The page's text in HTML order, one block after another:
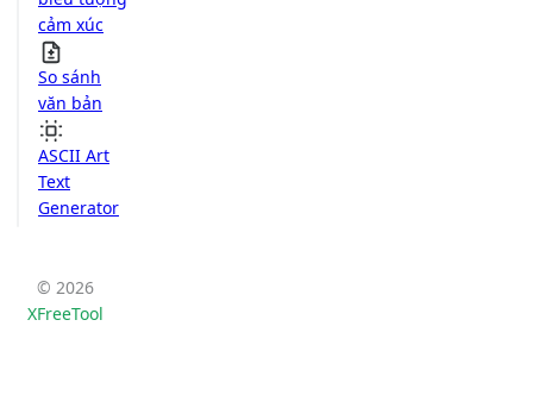
cảm xúc
So sánh
văn bản
ASCII Art
Text
Generator
© 2026
XFreeTool